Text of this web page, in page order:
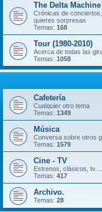
The Delta
Crónicas de
quieres sorpresas
Temas: 168
Tour (1980-2010)
Acerca de todas las
Temas: 1058
Cafetería
Cualquier otro tema
Temas: 1349
Música
Conversa sobre otros
Temas: 1579
Cine - TV
Estrenos, clásicos, tv....
Temas: 417
Archivo.
Temas: 28